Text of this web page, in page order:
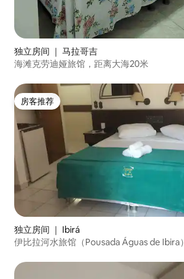
独立房间 ｜ 马拉哥吉
海滩克劳迪娅旅馆，距离大海20米
房客推荐
房客推荐
独立房间 ｜ Ibirá
伊比拉河水旅馆（Pousada Águas de Ibira）